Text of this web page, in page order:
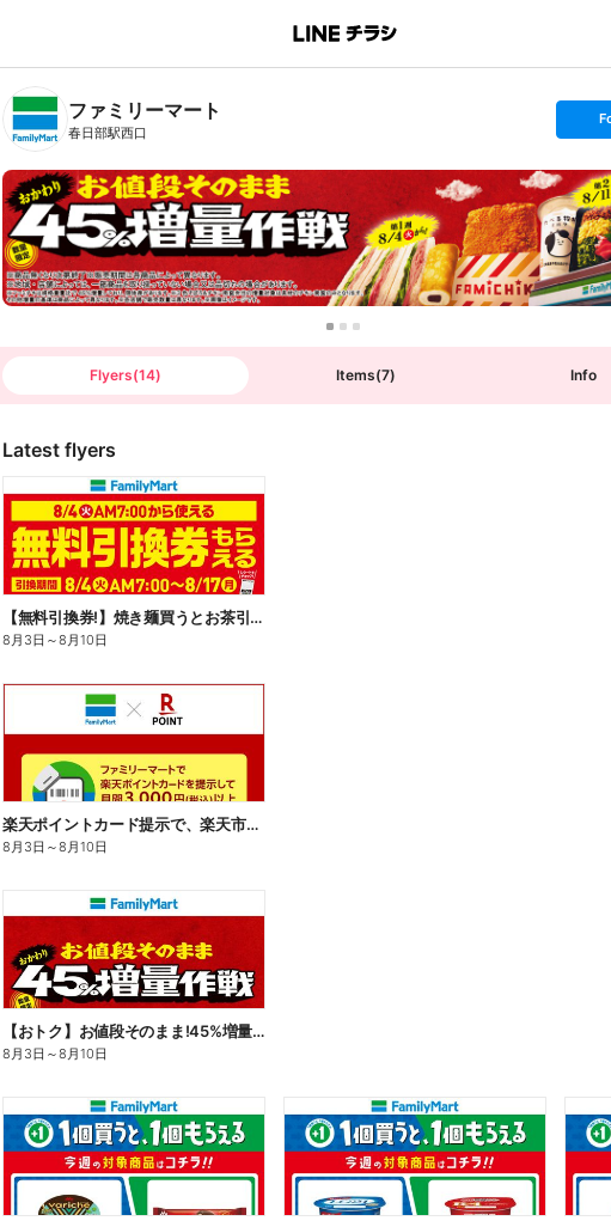
B
n
T
ファミリーマート
春日部駅西口
s
t
o
l
l
o
w
Flyers(14) Items(7) Info
Latest flyers
【無料引換券!】焼き麺買うとお茶引換券貰える!
8月3日 ～8月10日
楽天ポイントカード提示で、楽天市場でのお買い物がおトクに!
8月3日 ～8月10日
【おトク】お値段そのまま!45%増量作戦!
8月3日 ～8月10日